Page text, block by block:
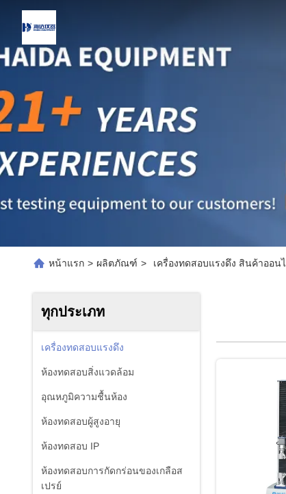
หน้าแรก > ผลิตภัณฑ์ > เครื่องทดสอบแรงดึง สินค้าออน
ทุกประเภท
เครื่องทดสอบแรงดึง
ห้องทดสอบสิ่งแวดล้อม
อุณหภูมิความชื้นห้อง
ห้องทดสอบผู้สูงอายุ
ห้องทดสอบ IP
ห้องทดสอบการกัดกร่อนของเกลือส
เปรย์